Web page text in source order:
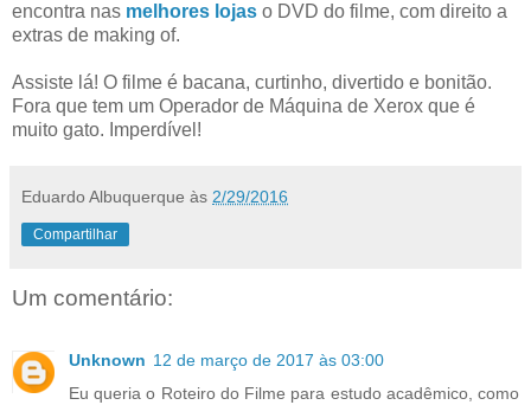
encontra nas melhores lojas o DVD do filme, com direito a
extras de making of.
Assiste lá! O filme é bacana, curtinho, divertido e bonitão.
Fora que tem um Operador de Máquina de Xerox que é
muito gato. Imperdível!
Eduardo Albuquerque às 2/29/2016
Compartilhar
Um comentário:
Unknown 12 de março de 2017 às 03:00
Eu queria o Roteiro do Filme para estudo acadêmico, como